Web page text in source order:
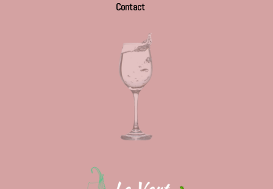
Contact